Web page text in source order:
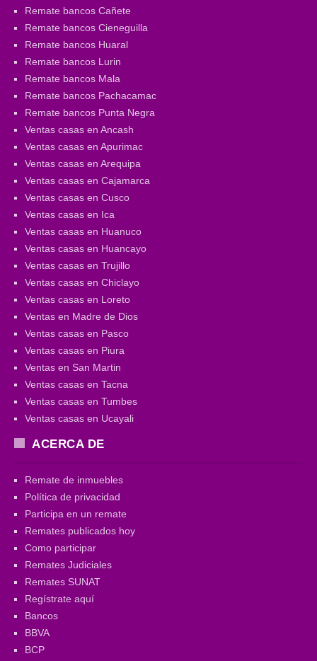
Remate bancos Cañete
Remate bancos Cieneguilla
Remate bancos Huaral
Remate bancos Lurin
Remate bancos Mala
Remate bancos Pachacamac
Remate bancos Punta Negra
Ventas casas en Ancash
Ventas casas en Apurimac
Ventas casas en Arequipa
Ventas casas en Cajamarca
Ventas casas en Cusco
Ventas casas en Ica
Ventas casas en Huanuco
Ventas casas en Huancayo
Ventas casas en Trujillo
Ventas casas en Chiclayo
Ventas casas en Loreto
Ventas en Madre de Dios
Ventas casas en Pasco
Ventas casas en Piura
Ventas en San Martin
Ventas casas en Tacna
Ventas casas en Tumbes
Ventas casas en Ucayali
ACERCA DE
Remate de inmuebles
Política de privacidad
Participa en un remate
Remates publicados hoy
Como participar
Remates Judiciales
Remates SUNAT
Regístrate aquí
Bancos
BBVA
BCP